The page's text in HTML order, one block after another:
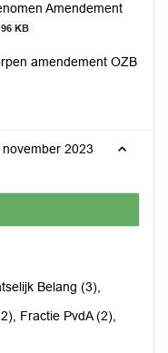
Amendement
96 KB
amendement OZB
2023
Belang (3),
Fractie PvdA (2),